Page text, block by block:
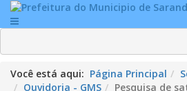
Você está aqui: Página Principal
Ouvidoria - GMS
Pesquisa de